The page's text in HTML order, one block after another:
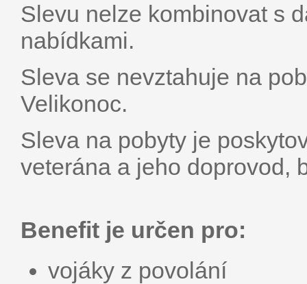
Slevu nelze kombinovat s
nabídkami.
Sleva se nevztahuje na
Velikonoc.
Sleva na pobyty je
veterána a jeho doprovod,
Benefit je určen pro:
vojáky z povolání